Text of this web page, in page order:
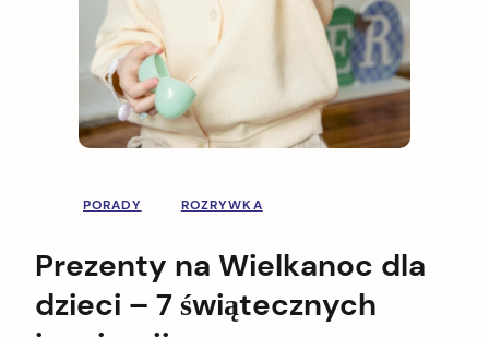
PORADY ROZRYWKA
Prezenty na Wielkanoc dla
dzieci – 7 świątecznych